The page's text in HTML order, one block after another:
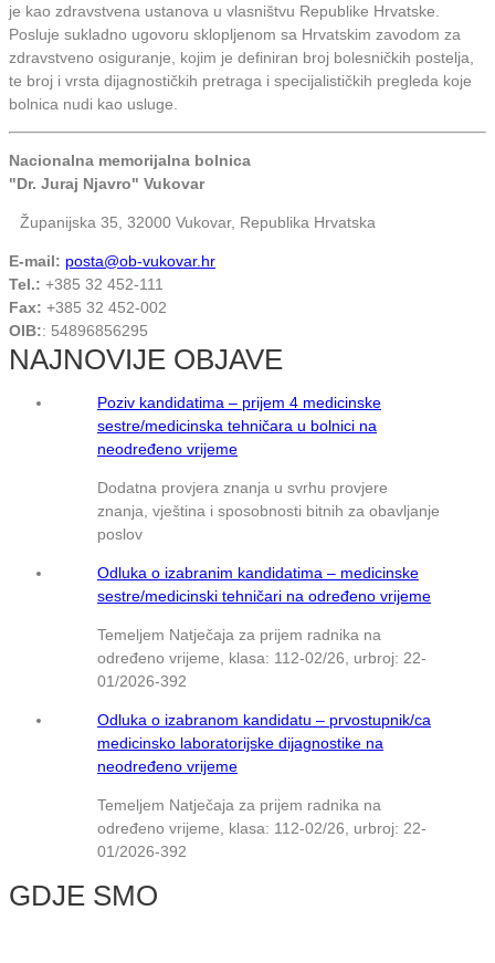
je kao zdravstvena ustanova u vlasništvu Republike Hrvatske.
Posluje sukladno ugovoru sklopljenom sa Hrvatskim zavodom za
zdravstveno osiguranje, kojim je definiran broj bolesničkih postelja,
te broj i vrsta dijagnostičkih pretraga i specijalističkih pregleda koje
bolnica nudi kao usluge.
Nacionalna memorijalna bolnica
"Dr. Juraj Njavro" Vukovar
Županijska 35, 32000 Vukovar, Republika Hrvatska
E-mail: posta@ob-vukovar.hr
Tel.: +385 32 452-111
Fax: +385 32 452-002
OIB:: 54896856295
NAJNOVIJE OBJAVE
Poziv kandidatima – prijem 4 medicinske
sestre/medicinska tehničara u bolnici na
neodređeno vrijeme
Dodatna provjera znanja u svrhu provjere
znanja, vještina i sposobnosti bitnih za obavljanje
poslov
Odluka o izabranim kandidatima – medicinske
sestre/medicinski tehničari na određeno vrijeme
Temeljem Natječaja za prijem radnika na
određeno vrijeme, klasa: 112-02/26, urbroj: 22-
01/2026-392
Odluka o izabranom kandidatu – prvostupnik/ca
medicinsko laboratorijske dijagnostike na
neodređeno vrijeme
Temeljem Natječaja za prijem radnika na
određeno vrijeme, klasa: 112-02/26, urbroj: 22-
01/2026-392
GDJE SMO